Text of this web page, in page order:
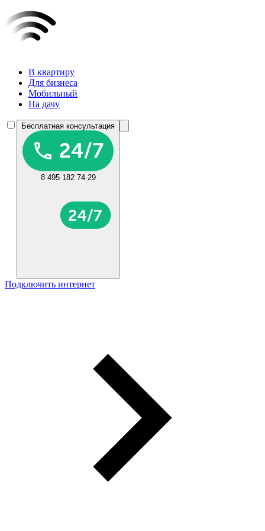
В квартиру
Для бизнеса
Мобильный
На дачу
Бесплатная консультация
8 495 182 74 29
Подключить интернет